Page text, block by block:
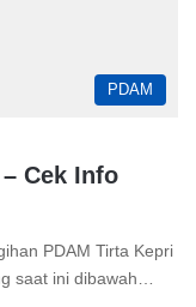
PDAM
Cek Info
PDAM Tirta Kepri
saat ini dibawah…